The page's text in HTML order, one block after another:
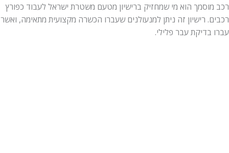
רכב מוסמך הוא מי שמחזיק ברישיון מטעם משטרת ישראל לעבוד כפורץ
רכבים. רישיון זה ניתן למנעולנים שעברו הכשרה מקצועית מתאימה, ואשר
עברו בדיקת עבר פלילי.